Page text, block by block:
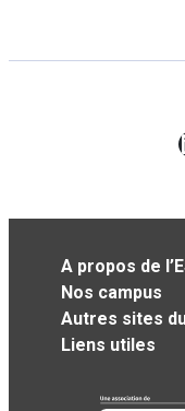
A propos de
Nos campus
Autres sites
Liens utiles